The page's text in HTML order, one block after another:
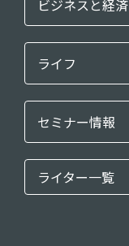
ビジネスと経済
ライフ
セミナー情報
ライター一覧